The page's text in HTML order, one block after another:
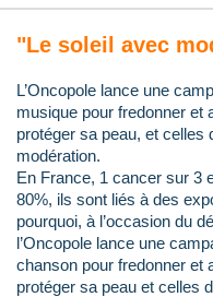
"Le soleil avec
L’Oncopole lance une
musique pour fredonner et
protéger sa peau, et celles
modération.
En France, 1 cancer sur 3
80%, ils sont liés à des
pourquoi, à l’occasion du
l’Oncopole lance une
chanson pour fredonner et
protéger sa peau et celles